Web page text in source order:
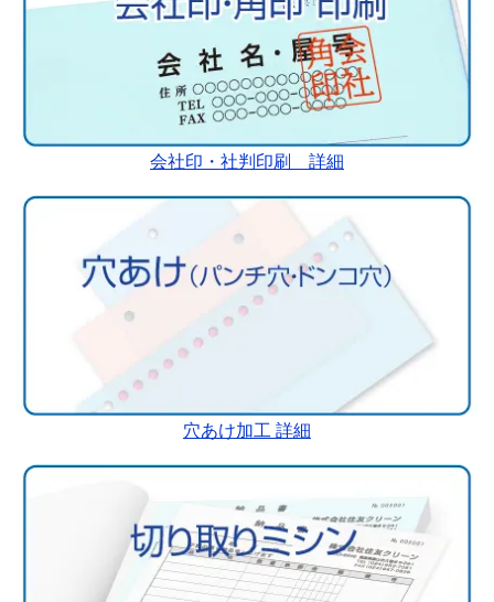
会社印・社判印刷 詳細
穴あけ加工 詳細